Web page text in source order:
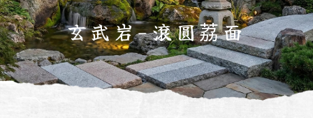
石材&購物車
造景實績
玄武岩-滾圓荔面